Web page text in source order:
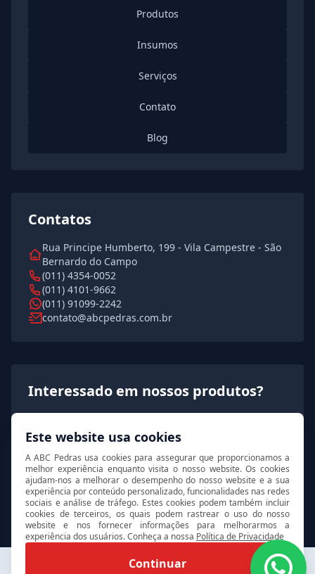
Este website usa cookies
A ABC Pedras usa cookies para assegurar que proporcionamos a
melhor experiência enquanto visita o nosso website. Os cookies
ajudam-nos a melhorar o desempenho do nosso website e a sua
experiência por conteúdo personalizado, funcionalidades nas redes
sociais e análise de tráfego. Estes cookies podem também incluir
cookies de terceiros, os quais podem rastrear o uso do nosso
website e nos fornecer informações para melhorarmos a
experiência dos usuários. Conheça a nossa Política de Privacidade
Continuar
Produtos
Insumos
Serviços
Contato
Blog
Contatos
Rua Principe Humberto, 199 - Vila Campestre - São
Bernardo do Campo
(011) 4354-0052
(011) 4101-9662
(011) 91099-2242
contato@abcpedras.com.br
Interessado em nossos produtos?
Solicitar orçamento
© 2026 ABC Pedras. Todos os direitos reservados.